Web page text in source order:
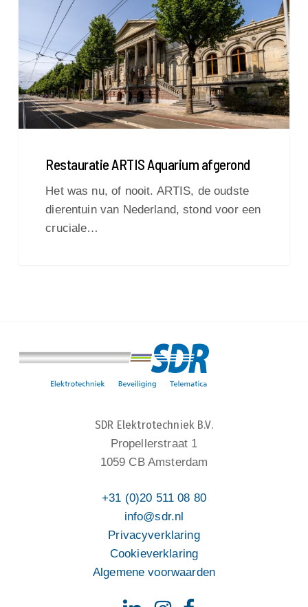
afgerond
Restauratie ARTIS Aquarium afgerond
Het was nu, of nooit. ARTIS, de oudste
dierentuin van Nederland, stond voor een
cruciale…
SDR Elektrotechniek B.V.
Propellerstraat 1
1059 CB Amsterdam
+31 (0)20 511 08 80
info@sdr.nl
Privacyverklaring
Cookieverklaring
Algemene voorwaarden